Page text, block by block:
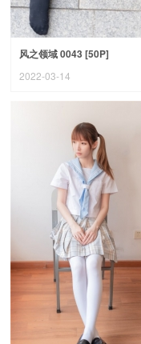
风之领域 0043 [50P]
2022-03-14